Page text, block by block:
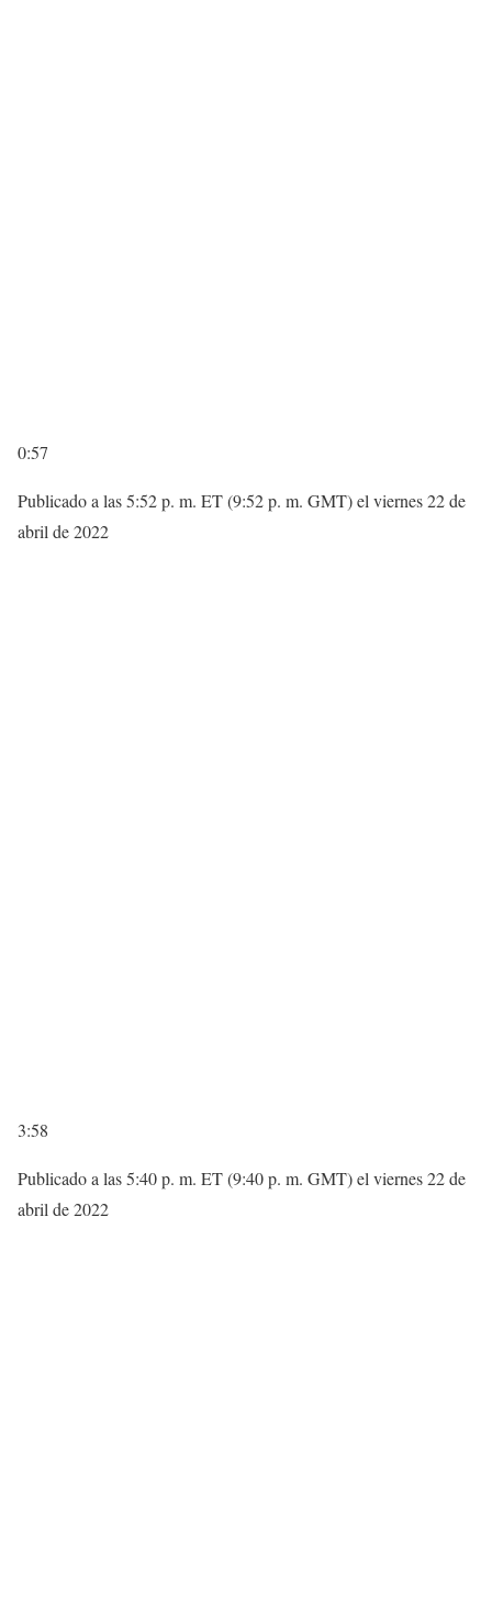
0:57
Publicado a las 5:52 p. m. ET (9:52 p. m. GMT) el viernes 22 de
abril de 2022
3:58
Publicado a las 5:40 p. m. ET (9:40 p. m. GMT) el viernes 22 de
abril de 2022